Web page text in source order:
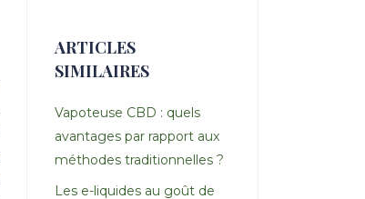
ARTICLES
SIMILAIRES
Vapoteuse CBD : quels
avantages par rapport aux
méthodes traditionnelles ?
Les e-liquides au goût de